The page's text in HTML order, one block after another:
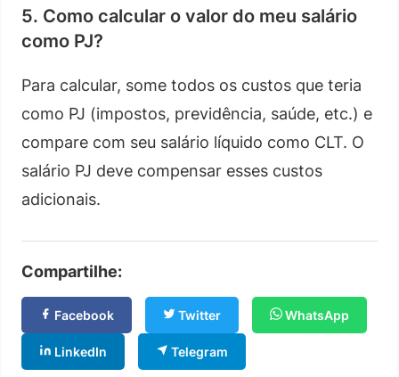
5. Como calcular o valor do meu salário
como PJ?
Para calcular, some todos os custos que teria
como PJ (impostos, previdência, saúde, etc.) e
compare com seu salário líquido como CLT. O
salário PJ deve compensar esses custos
adicionais.
Compartilhe:
Facebook Twitter WhatsApp
LinkedIn Telegram